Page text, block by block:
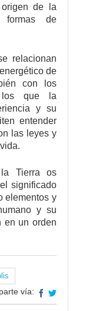
de la
de
relacionan
de
con los
los que la
y su
entender
las leyes y
Tierra os
significado
elementos y
y su
en un orden
vía: